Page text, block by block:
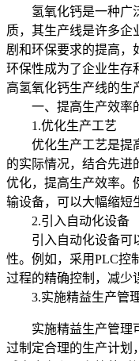
氢氧化钙是一种广泛
质，其生产线是许多企
剧和环保要求的提高，
环保性成为了企业生存
高氢氧化钙生产线的生
一、提高生产效率
1.优化生产工艺
优化生产工艺是提高
的实际情况，结合先进
优化，提高生产效率。
输设备，可以大幅缩短
2.引入自动化设备
引入自动化设备可以
性。例如，采用PLC控
过程的精确控制，减少
3.实施精益生产管
实施精益生产管理可
过制定合理的生产计划